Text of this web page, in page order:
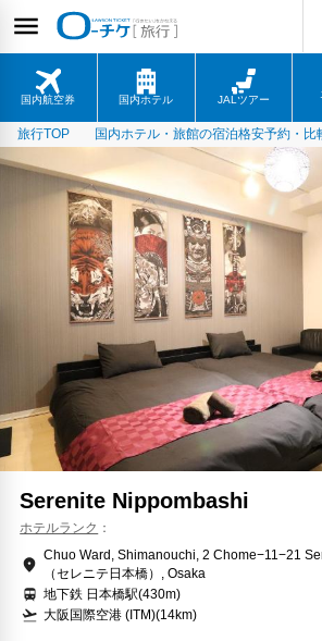
国内航空券 国内ホテル JALツアー
旅行TOP 国内ホテル・旅館の宿泊格安予約・比
Serenite Nippombashi
ホテルランク
Chuo Ward, Shimanouchi, 2 Chome−11−21
（セレニテ日本橋）, Osaka
地下鉄 日本橋駅(430m)
大阪国際空港 (ITM)(14km)